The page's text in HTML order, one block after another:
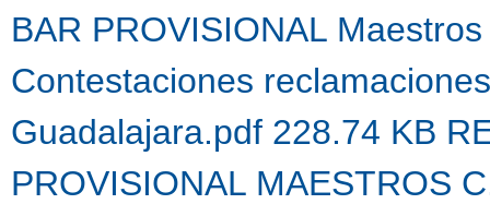
BAR PROVISIONAL
Contestaciones
Guadalajara.pdf 228.74 KB
PROVISIONAL MAESTROS